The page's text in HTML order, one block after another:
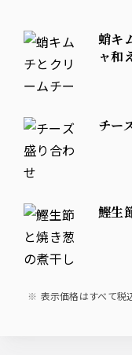
蛸キムチとクリームチーズのチャンジ
ャ和
チ
鰹
表示価格はすべて税